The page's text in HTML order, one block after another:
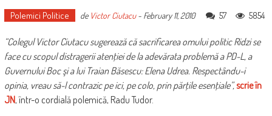
Polemici Politice de Victor Ciutacu- February 11, 2010 57 5854
“Colegul Victor Ciutacu sugerează că sacrificarea omului politic Ridzi se
face cu scopul distragerii atenţiei de la adevărata problemă a PD-L, a
Guvernului Boc şi a lui Traian Băsescu: Elena Udrea. Respectându-i
opinia, vreau să-l contrazic pe ici, pe colo, prin părţile esenţiale”,scrie în
JN, într-o cordială polemică, Radu Tudor.